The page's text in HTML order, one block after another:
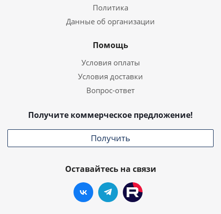
Политика
Данные об организации
Помощь
Условия оплаты
Условия доставки
Вопрос-ответ
Получите коммерческое предложение!
Получить
Оставайтесь на связи